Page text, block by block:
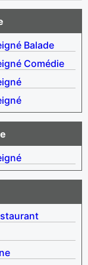
Balade
Comédie